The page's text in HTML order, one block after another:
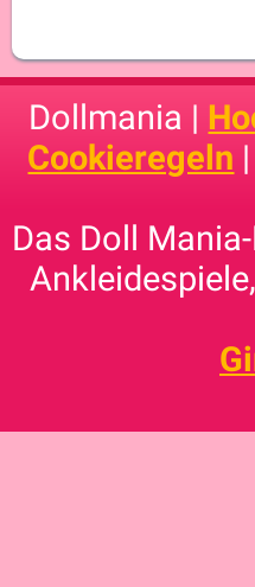
Dollmania |
Cookieregeln
Das Doll